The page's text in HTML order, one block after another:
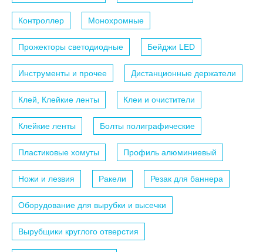
Контроллер Монохромные
Прожекторы светодиодные Бейджи LED
Инструменты и прочее Дистанционные держатели
Клей, Клейкие ленты Клеи и очистители
Клейкие ленты Болты полиграфические
Пластиковые хомуты Профиль алюминиевый
Ножи и лезвия Ракели Резак для баннера
Оборудование для вырубки и высечки
Вырубщики круглого отверстия